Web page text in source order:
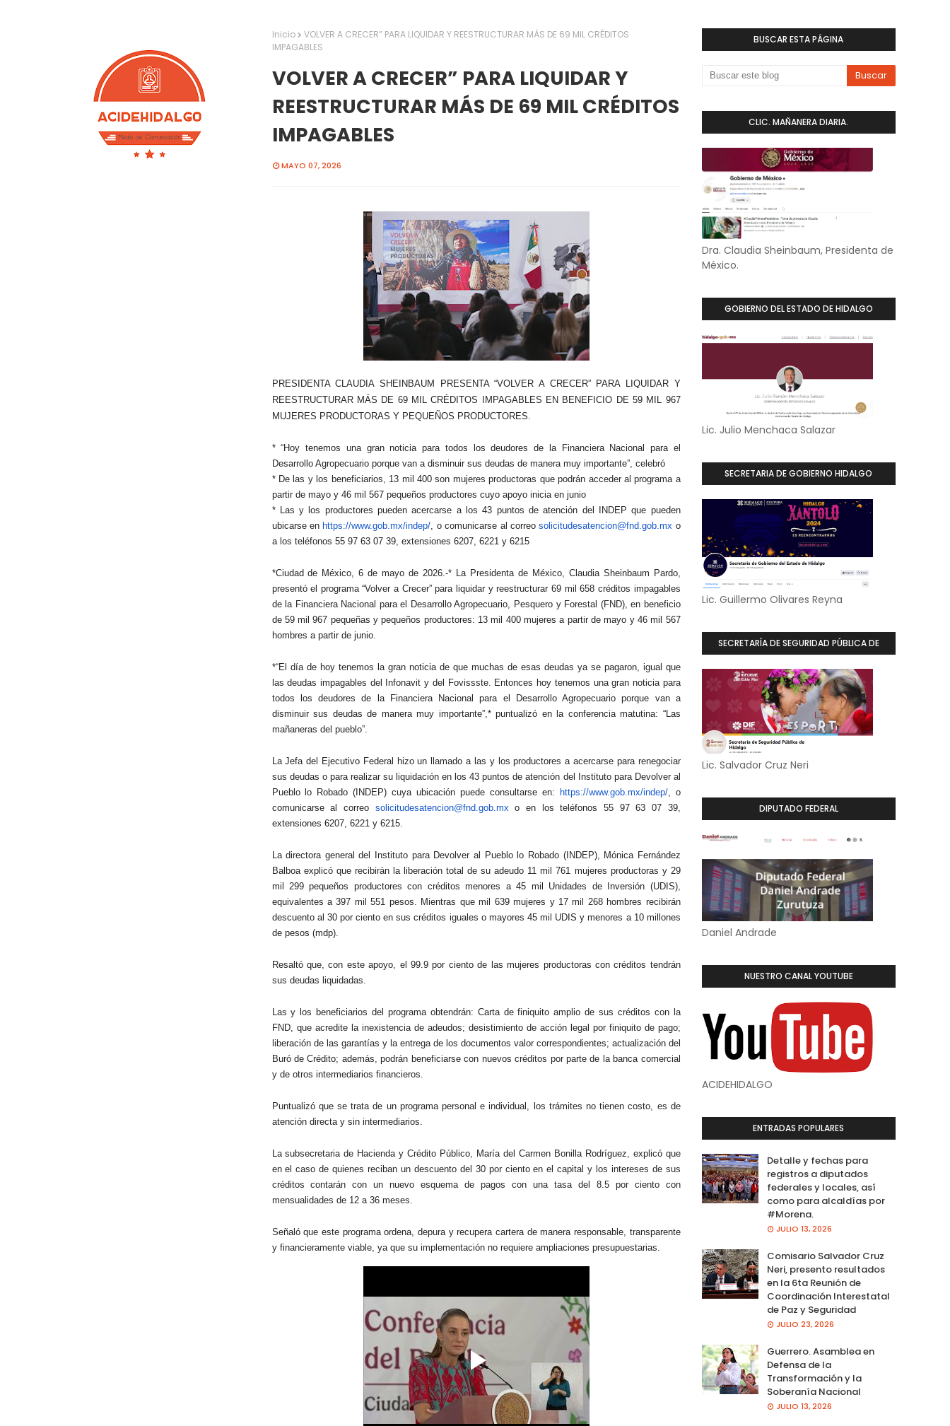
Inicio
VOLVER A CRECER” PARA LIQUIDAR Y REESTRUCTURAR MÁS DE 69 MIL CRÉDITOS
IMPAGABLES
VOLVER A CRECER” PARA LIQUIDAR Y
REESTRUCTURAR MÁS DE 69 MIL CRÉDITOS
IMPAGABLES
MAYO 07, 2026
PRESIDENTA CLAUDIA SHEINBAUM PRESENTA “VOLVER A CRECER” PARA LIQUIDAR Y
REESTRUCTURAR MÁS DE 69 MIL CRÉDITOS IMPAGABLES EN BENEFICIO DE 59 MIL 967
MUJERES PRODUCTORAS Y PEQUEÑOS PRODUCTORES.
* “Hoy tenemos una gran noticia para todos los deudores de la Financiera Nacional para el
Desarrollo Agropecuario porque van a disminuir sus deudas de manera muy importante”, celebró
* De las y los beneficiarios, 13 mil 400 son mujeres productoras que podrán acceder al programa a
partir de mayo y 46 mil 567 pequeños productores cuyo apoyo inicia en junio
* Las y los productores pueden acercarse a los 43 puntos de atención del INDEP que pueden
ubicarse en https://www.gob.mx/indep/, o comunicarse al correosolicitudesatencion@fnd.gob.mx o
a los teléfonos 55 97 63 07 39, extensiones 6207, 6221 y 6215
*Ciudad de México, 6 de mayo de 2026.-* La Presidenta de México, Claudia Sheinbaum Pardo,
presentó el programa “Volver a Crecer” para liquidar y reestructurar 69 mil 658 créditos impagables
de la Financiera Nacional para el Desarrollo Agropecuario, Pesquero y Forestal (FND), en beneficio
de 59 mil 967 pequeñas y pequeños productores: 13 mil 400 mujeres a partir de mayo y 46 mil 567
hombres a partir de junio.
*“El día de hoy tenemos la gran noticia de que muchas de esas deudas ya se pagaron, igual que
las deudas impagables del Infonavit y del Fovissste. Entonces hoy tenemos una gran noticia para
todos los deudores de la Financiera Nacional para el Desarrollo Agropecuario porque van a
disminuir sus deudas de manera muy importante”,* puntualizó en la conferencia matutina: “Las
mañaneras del pueblo”.
La Jefa del Ejecutivo Federal hizo un llamado a las y los productores a acercarse para renegociar
sus deudas o para realizar su liquidación en los 43 puntos de atención del Instituto para Devolver al
Pueblo lo Robado (INDEP) cuya ubicación puede consultarse en:
https://www.gob.mx/indep/, o
comunicarse al correo solicitudesatencion@fnd.gob.mx o en los teléfonos 55 97 63 07 39,
extensiones 6207, 6221 y 6215.
La directora general del Instituto para Devolver al Pueblo lo Robado (INDEP), Mónica Fernández
Balboa explicó que recibirán la liberación total de su adeudo 11 mil 761 mujeres productoras y 29
mil 299 pequeños productores con créditos menores a 45 mil Unidades de Inversión (UDIS),
equivalentes a 397 mil 551 pesos. Mientras que mil 639 mujeres y 17 mil 268 hombres recibirán
descuento al 30 por ciento en sus créditos iguales o mayores 45 mil UDIS y menores a 10 millones
de pesos (mdp).
Resaltó que, con este apoyo, el 99.9 por ciento de las mujeres productoras con créditos tendrán
sus deudas liquidadas.
Las y los beneficiarios del programa obtendrán: Carta de finiquito amplio de sus créditos con la
FND, que acredite la inexistencia de adeudos; desistimiento de acción legal por finiquito de pago;
liberación de las garantías y la entrega de los documentos valor correspondientes; actualización del
Buró de Crédito; además, podrán beneficiarse con nuevos créditos por parte de la banca comercial
y de otros intermediarios financieros.
Puntualizó que se trata de un programa personal e individual, los trámites no tienen costo, es de
atención directa y sin intermediarios.
La subsecretaria de Hacienda y Crédito Público, María del Carmen Bonilla Rodríguez, explicó que
en el caso de quienes reciban un descuento del 30 por ciento en el capital y los intereses de sus
créditos contarán con un nuevo esquema de pagos con una tasa del 8.5 por ciento con
mensualidades de 12 a 36 meses.
Señaló que este programa ordena, depura y recupera cartera de manera responsable, transparente
y financieramente viable, ya que su implementación no requiere ampliaciones presupuestarias.
BUSCAR ESTA PÁGINA
CLIC. MAÑANERA DIARIA.
Dra. Claudia Sheinbaum, Presidenta de
México.
GOBIERNO DEL ESTADO DE HIDALGO
Lic. Julio Menchaca Salazar
SECRETARIA DE GOBIERNO HIDALGO
Lic. Guillermo Olivares Reyna
SECRETARÍA DE SEGURIDAD PÚBLICA DE
Lic. Salvador Cruz Neri
DIPUTADO FEDERAL
Daniel Andrade
NUESTRO CANAL YOUTUBE
ACIDEHIDALGO
ENTRADAS POPULARES
Detalle y fechas para
registros a diputados
federales y locales, así
como para alcaldías por
#Morena.
JULIO 13, 2026
Comisario Salvador Cruz
Neri, presento resultados
en la 6ta Reunión de
Coordinación Interestatal
de Paz y Seguridad
JULIO 23, 2026
Guerrero. Asamblea en
Defensa de la
Transformación y la
Soberanía Nacional
JULIO 13, 2026